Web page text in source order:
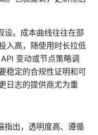
设。成本曲线往往在部
入高，随使用时长拉低
变动或节点策略调
稳定的合规性证明和可
日志的提供商尤为重
指出，透明度高、遵循